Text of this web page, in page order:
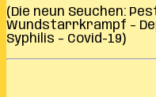
(Die neun Seuchen:
Wundstarrkrampf –
Syphilis – Covid-19)